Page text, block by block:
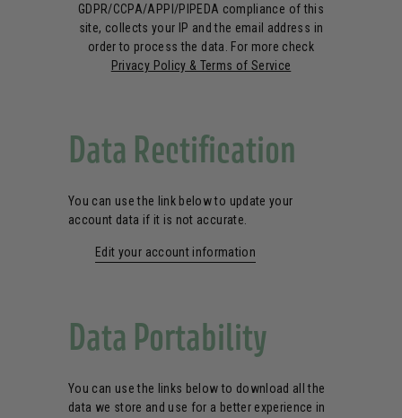
GDPR/CCPA/APPI/PIPEDA compliance of this
site, collects your IP and the email address in
order to process the data. For more check
Privacy Policy & Terms of Service
Data Rectification
You can use the link below to update your
account data if it is not accurate.
Edit your account information
Data Portability
You can use the links below to download all the
data we store and use for a better experience in